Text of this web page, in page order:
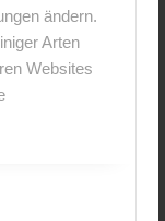
ändern.
Arten
Websites